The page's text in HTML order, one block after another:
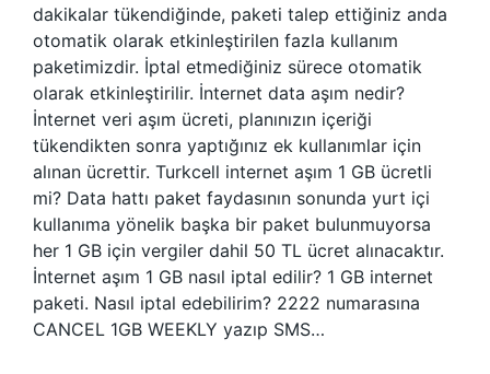
dakikalar tükendiğinde, paketi talep ettiğiniz anda
otomatik olarak etkinleştirilen fazla kullanım
paketimizdir. İptal etmediğiniz sürece otomatik
olarak etkinleştirilir. İnternet data aşım nedir?
İnternet veri aşım ücreti, planınızın içeriği
tükendikten sonra yaptığınız ek kullanımlar için
alınan ücrettir. Turkcell internet aşım 1 GB ücretli
mi? Data hattı paket faydasının sonunda yurt içi
kullanıma yönelik başka bir paket bulunmuyorsa
her 1 GB için vergiler dahil 50 TL ücret alınacaktır.
İnternet aşım 1 GB nasıl iptal edilir? 1 GB internet
paketi. Nasıl iptal edebilirim? 2222 numarasına
CANCEL 1GB WEEKLY yazıp SMS…